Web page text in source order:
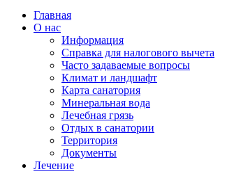
Главная
О нас
Информация
Справка для налогового вычета
Часто задаваемые вопросы
Климат и ландшафт
Карта санатория
Минеральная вода
Лечебная грязь
Отдых в санатории
Территория
Документы
Лечение